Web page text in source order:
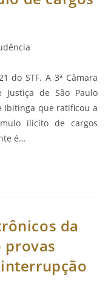
do STF. A 3ª Câmara
de São Paulo
Ibitinga que ratificou a
ilícito de cargos
é…
da
provas